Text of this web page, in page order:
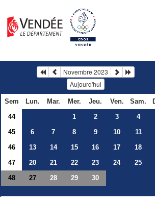
Novembre 2023
Aujourd'hui
Sem Lun. Mar. Mer. Jeu. Ven. Sam.
44
1 2 3 4
45
6 7 8 9 10 11
46
13 14 15 16 17 18
47
20 21 22 23 24 25
48
27 28 29 30